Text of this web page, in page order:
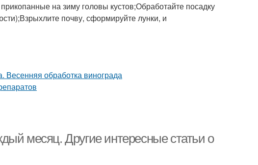
на зиму головы кустов;Обработайте посадку
почву, сформируйте лунки, и
месяц. Другие интересные статьи о